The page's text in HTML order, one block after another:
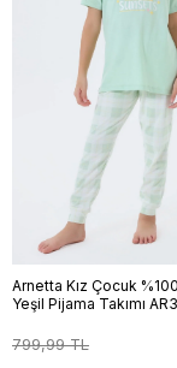
Arnetta Kız Çocuk
Yeşil Pijama Takımı
799,99 TL